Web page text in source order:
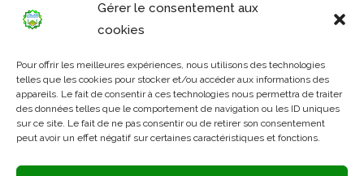
Gérer le consentement aux
cookies
Pour offrir les meilleures expériences, nous utilisons des technologies
telles que les cookies pour stocker et/ou accéder aux informations des
appareils. Le fait de consentir à ces technologies nous permettra de traiter
des données telles que le comportement de navigation ou les ID uniques
sur ce site. Le fait de ne pas consentir ou de retirer son consentement
peut avoir un effet négatif sur certaines caractéristiques et fonctions.
dans
un
nouvel
onglet
Apprendre Le Coran Simplement